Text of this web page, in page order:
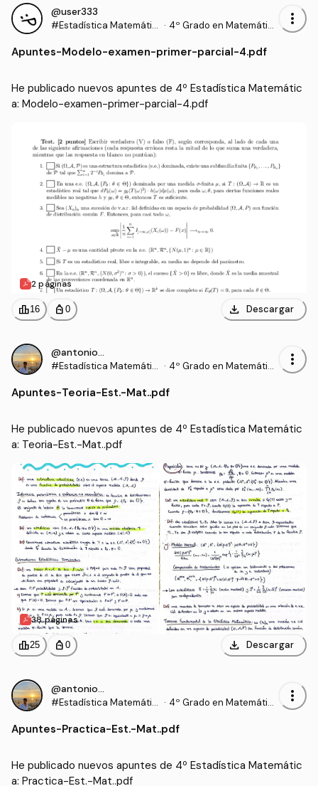
@user333
#Estadística Matemátic · 4º Grado en Matemátic
more_vert
Apuntes-Modelo-examen-primer-parcial-4.pdf
He publicado nuevos apuntes de 4º Estadística Matemátic
a: Modelo-examen-primer-parcial-4.pdf
2 páginas
leaderboard16 personal_bag 0 download Descargar
@antonioohr_
#Estadística Matemátic · 4º Grado en Matemátic
more_vert
Apuntes-Teoria-Est.-Mat..pdf
He publicado nuevos apuntes de 4º Estadística Matemátic
a: Teoria-Est.-Mat..pdf
38 páginas
leaderboard25 personal_bag 0 download Descargar
@antonioohr_
#Estadística Matemátic · 4º Grado en Matemátic
more_vert
Apuntes-Practica-Est.-Mat..pdf
He publicado nuevos apuntes de 4º Estadística Matemátic
a: Practica-Est.-Mat..pdf